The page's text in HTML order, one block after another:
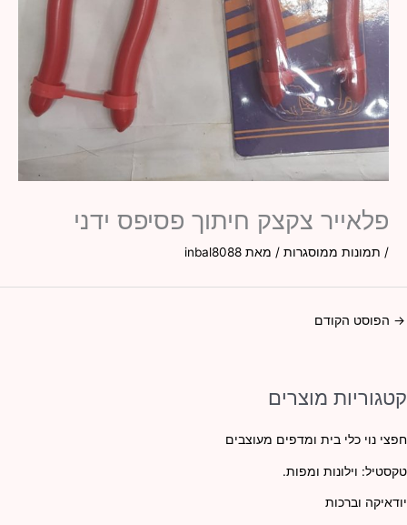
פלאייר צקצק חיתוך פסיפס ידני
/ תמונות ממוסגרות / מאת inbal8088
→ הפוסט הקודם
קטגוריות מוצרים
חפצי נוי כלי בית ומדפים מעוצבים
טקסטיל: וילונות ומפות.
יודאיקה וברכות